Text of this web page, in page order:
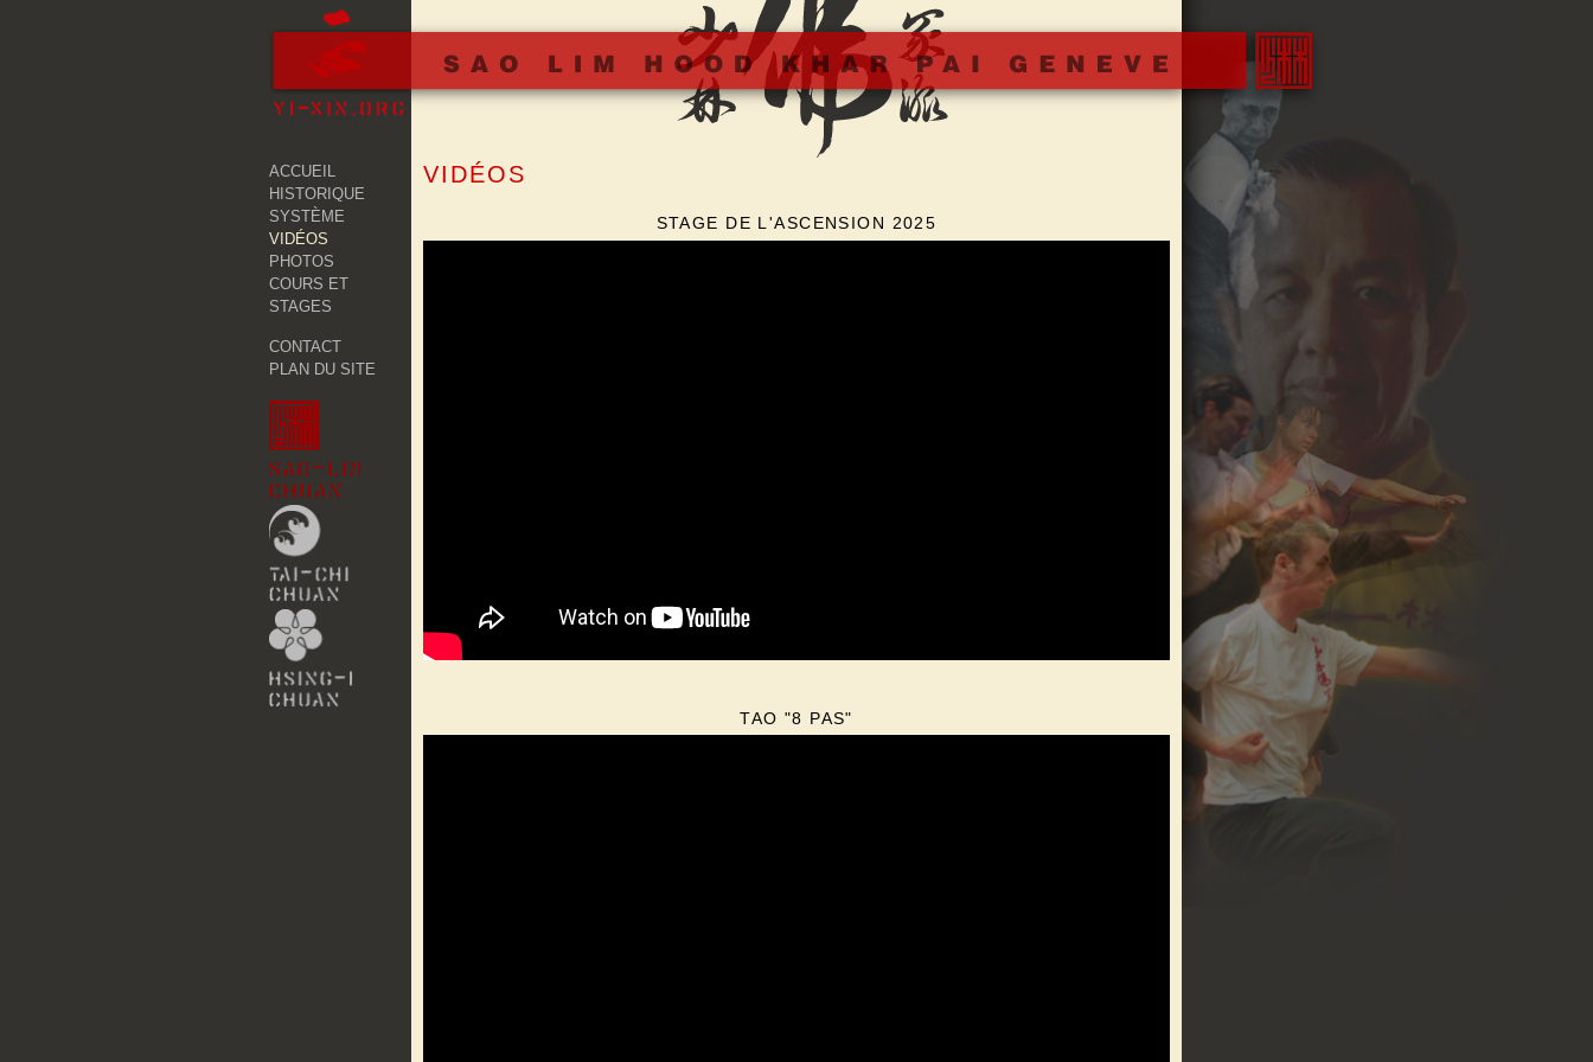
VIDÉOS
STAGE DE L'ASCENSION 2025
TAO "8 PAS"
CLUB YI-XIN
ACCUEIL
HISTORIQUE
SYSTÈME
VIDÉOS
PHOTOS
COURS ET
STAGES
CONTACT
PLAN DU SITE
TAÏ-CHI CHUAN
(TAIJI QUAN)
HSING-I (XING-YI)